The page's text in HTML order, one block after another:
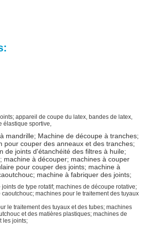
appareil de coupe du latex, bandes de latex,
élastique sportive,
mandrille; Machine de découpe à tranches;
pour couper des anneaux et des tranches;
de joints d'étanchéité des filtres à huile;
machine à découper; machines à couper
pour couper des joints; machine à
machine à fabriquer des joints;
de type rotatif; machines de découpe rotative;
machines pour le traitement des tuyaux
le traitement des tuyaux et des tubes; machines
et des matières plastiques; machines de
les joints;